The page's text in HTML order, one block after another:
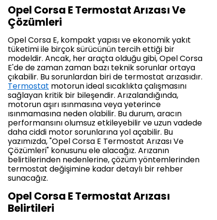
Opel Corsa E Termostat Arızası Ve
Çözümleri
Opel Corsa E, kompakt yapısı ve ekonomik yakıt
tüketimi ile birçok sürücünün tercih ettiği bir
modeldir. Ancak, her araçta olduğu gibi, Opel Corsa
E'de de zaman zaman bazı teknik sorunlar ortaya
çıkabilir. Bu sorunlardan biri de termostat arızasıdır.
Termostat motorun ideal sıcaklıkta çalışmasını
sağlayan kritik bir bileşendir. Arızalandığında,
motorun aşırı ısınmasına veya yeterince
ısınmamasına neden olabilir. Bu durum, aracın
performansını olumsuz etkileyebilir ve uzun vadede
daha ciddi motor sorunlarına yol açabilir. Bu
yazımızda, "Opel Corsa E Termostat Arızası Ve
Çözümleri" konusunu ele alacağız. Arızanın
belirtilerinden nedenlerine, çözüm yöntemlerinden
termostat değişimine kadar detaylı bir rehber
sunacağız.
Opel Corsa E Termostat Arızası
Belirtileri